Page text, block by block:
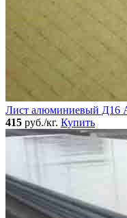
Лист алюминиевый Д16
415 руб./кг. Купить